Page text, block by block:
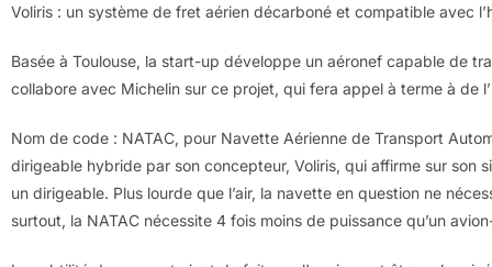
Voliris : un système de fret aérien décarboné et compatible avec
Basée à Toulouse, la start-up développe un aéronef capable de
collabore avec Michelin sur ce projet, qui fera appel à terme à de
Nom de code : NATAC, pour Navette Aérienne de Transport
dirigeable hybride par son concepteur, Voliris, qui affirme sur son
un dirigeable. Plus lourde que l’air, la navette en question ne
surtout, la NATAC nécessite 4 fois moins de puissance qu’un